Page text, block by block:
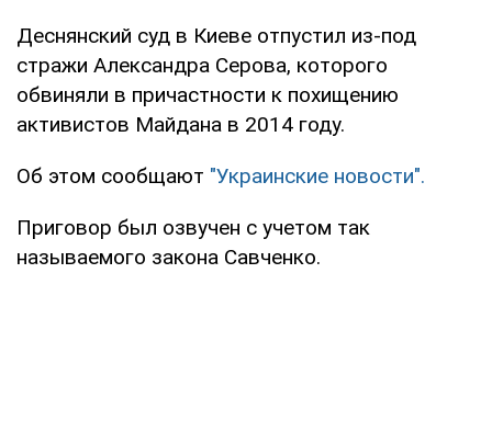
Деснянский суд в Киеве отпустил из-под
стражи Александра Серова, которого
обвиняли в причастности к похищению
активистов Майдана в 2014 году.
Об этом сообщают "Украинские новости".
Приговор был озвучен с учетом так
называемого закона Савченко.